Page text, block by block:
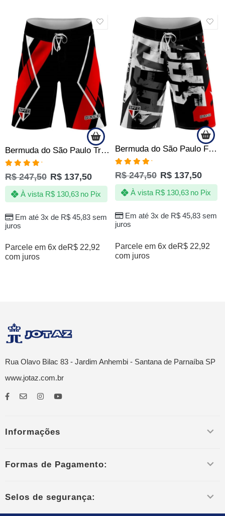
SALE
Bermuda do São Paulo Tricolor SPFC Tactel com Elastano Oficial
Avaliação
5.00de 5
R$247,50 R$ 137,50
Em até 3x de R$45,83sem
juros
À vista R$130,63 no Pix
Parcele em 6x deR$ 22,92
com juros
SALE
Bermuda do São Paulo FC Quebrada Masculina Tactel c Elastano | Oficial
Avaliação
5.00de 5
R$247,50 R$ 137,50
Em até 3x de R$45,83sem
juros
À vista R$130,63 no Pix
Parcele em 6x deR$ 22,92
com juros
Rua Olavo Bilac 83 - Jardim Anhembi - Santana de Parnaíba SP
www.jotaz.com.br
Informações
Formas de Pagamento:
Selos de segurança: